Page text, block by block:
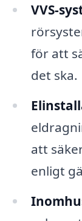
VVS-
för att
det ska.
att
enligt